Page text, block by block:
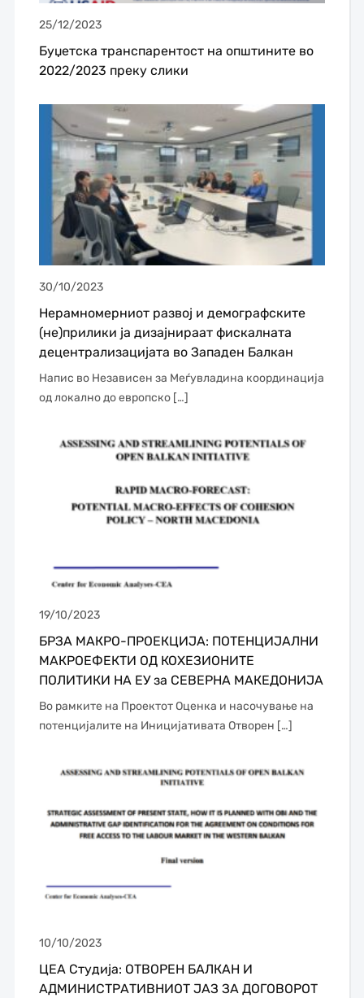
25/12/2023
Буџетска транспарентост на општините во
2022/2023 преку слики
30/10/2023
Нерамномерниот развој и демографските
(не)прилики ја дизајнираат фискалната
децентрализацијата во Западен Балкан
Напис во Независен за Меѓувладина координација
од локално до европско […]
19/10/2023
БРЗА МАКРО-ПРОЕКЦИЈА: ПОТЕНЦИЈАЛНИ
МАКРОЕФЕКТИ ОД КОХЕЗИОНИТЕ
ПОЛИТИКИ НА ЕУ за СЕВЕРНА МАКЕДОНИЈА
Во рамките на Проектот Оценка и насочување на
потенцијалите на Иницијативата Отворен […]
10/10/2023
ЦЕА Студија: ОТВОРЕН БАЛКАН И
АДМИНИСТРАТИВНИОТ ЈАЗ ЗА ДОГОВОРОТ